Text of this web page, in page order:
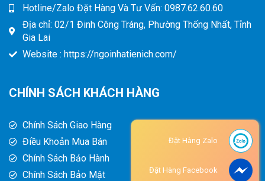
Hotline/Zalo Đặt Hàng Và Tư Vấn: 0987.62.60.60
Địa chỉ: 02/1 Đinh Công Tráng, Phường Thống Nhất, Tỉnh
Gia Lai
Website : https://ngoinhatienich.com/
CHÍNH SÁCH KHÁCH HÀNG
Chính Sách Giao Hàng
Điều Khoản Mua Bán
Chính Sách Bảo Hành
Chính Sách Bảo Mật
Đặt Hàng Zalo
Đặt Hàng Facebook